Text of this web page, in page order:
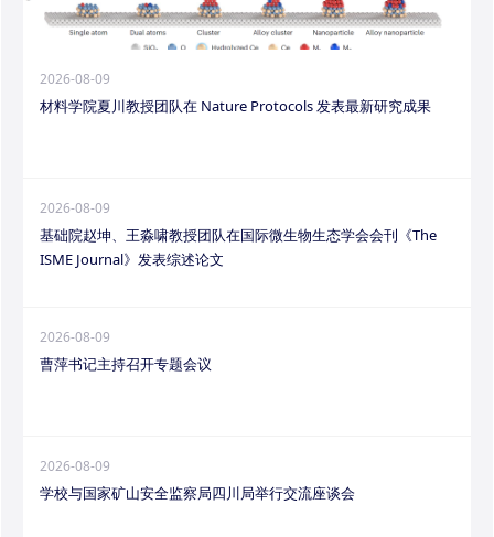
2026-08-09
材料学院夏川教授团队在 Nature Protocols 发表最新研究成果
2026-08-09
基础院赵坤、王淼啸教授团队在国际微生物生态学会会刊《The
ISME Journal》发表综述论文
2026-08-09
曹萍书记主持召开专题会议
2026-08-09
学校与国家矿山安全监察局四川局举行交流座谈会